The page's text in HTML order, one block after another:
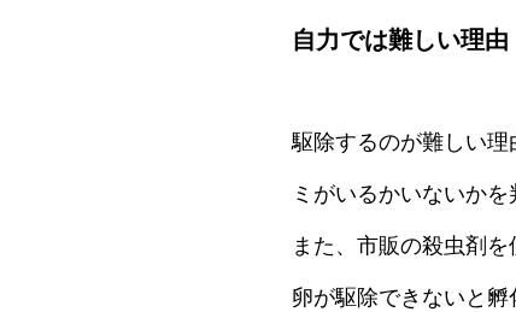
自力では難しい理由
駆除するのが難しい
ミがいるかいないかを
また、市販の殺虫剤
卵が駆除できないと